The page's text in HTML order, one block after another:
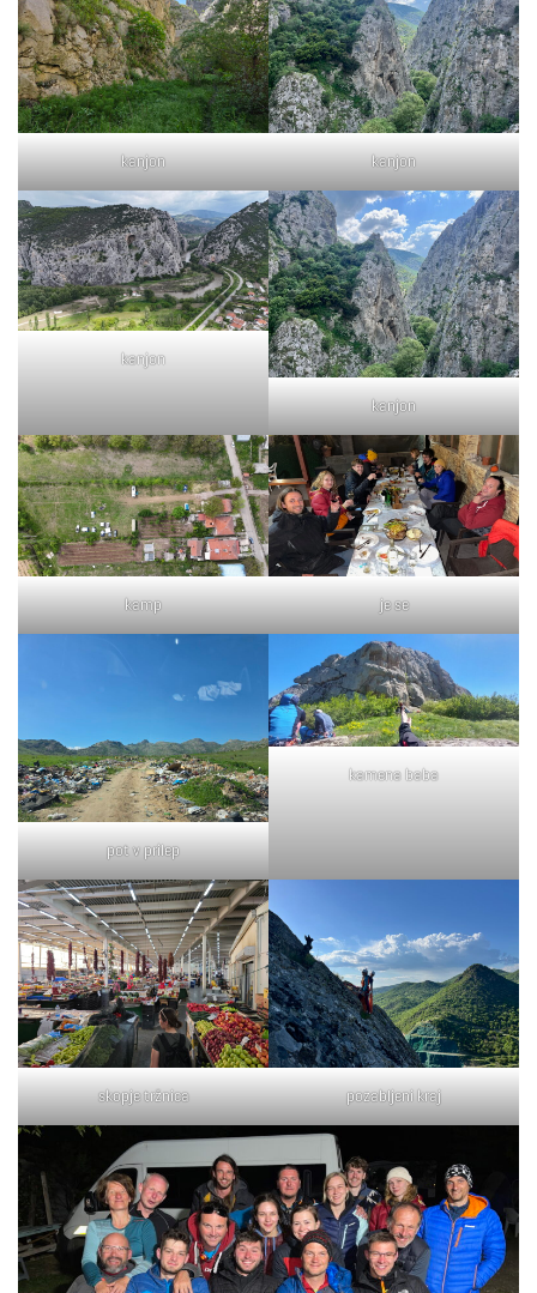
kanjon kanjon
kanjon
kanjon
kamp je se
pot v prilep
kamena baba
skopje tržnica pozabljeni kraj